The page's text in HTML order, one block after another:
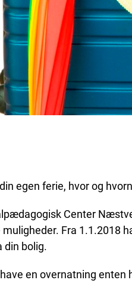
egen ferie, hvor og
Center
Fra 1.1.2018
din bolig.
en overnatning enten